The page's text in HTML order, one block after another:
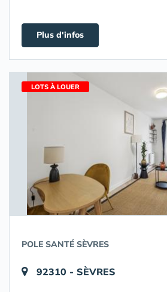
Plus d'infos
LOTS À LOUER
POLE SANTÉ SÈVRES
92310 - SÈVRES